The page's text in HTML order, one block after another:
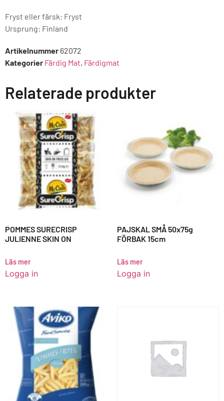
Fryst eller färsk: Fryst
Ursprung: Finland
Artikelnummer 62072
Kategorier Färdig Mat, Färdigmat
Relaterade produkter
POMMES SURECRISP
JULIENNE SKIN ON
Läs mer
Logga in
PAJSKAL SMÅ 50x75g
FÖRBAK 15cm
Läs mer
Logga in